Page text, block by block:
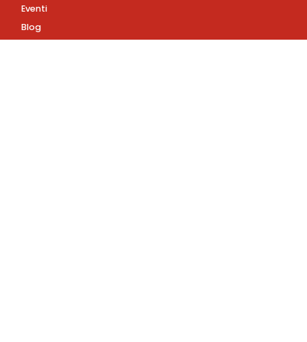
Eventi
Blog